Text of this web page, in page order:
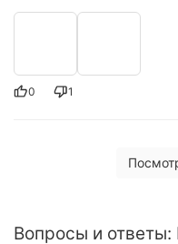
0 1
Вопросы и